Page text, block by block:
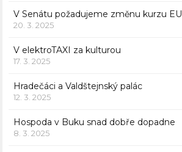
V Senátu požadujeme změnu kurzu EU
20. 3. 2025
V elektroTAXI za kulturou
17. 3. 2025
Hradečáci a Valdštejnský palác
12. 3. 2025
Hospoda v Buku snad dobře dopadne
8. 3. 2025